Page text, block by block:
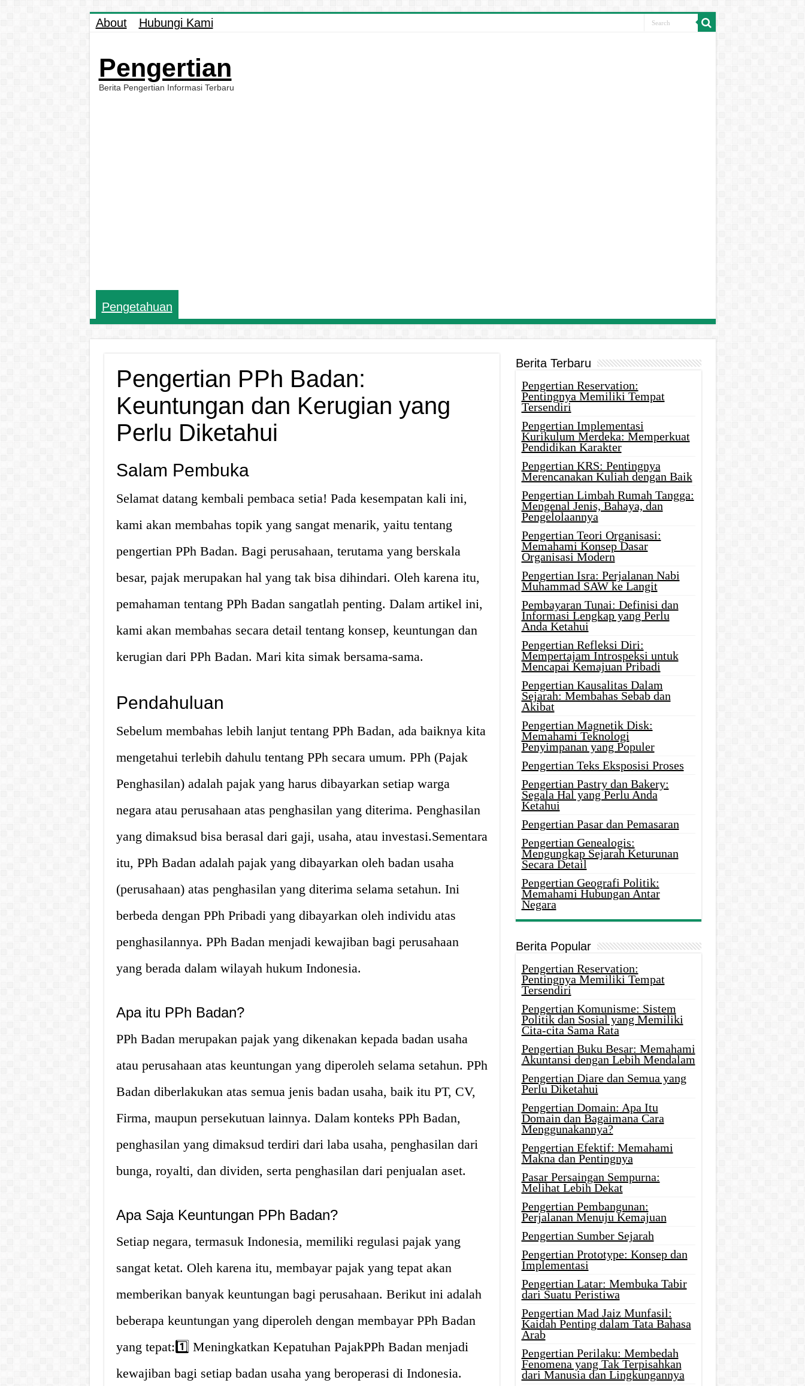
About Hubungi Kami
Pengertian
Berita Pengertian Informasi Terbaru
Pengetahuan
Pengertian PPh Badan:
Keuntungan dan Kerugian yang
Perlu Diketahui
Salam Pembuka
Selamat datang kembali pembaca setia! Pada kesempatan kali ini,
kami akan membahas topik yang sangat menarik, yaitu tentang
pengertian PPh Badan. Bagi perusahaan, terutama yang berskala
besar, pajak merupakan hal yang tak bisa dihindari. Oleh karena itu,
pemahaman tentang PPh Badan sangatlah penting. Dalam artikel ini,
kami akan membahas secara detail tentang konsep, keuntungan dan
kerugian dari PPh Badan. Mari kita simak bersama-sama.
Pendahuluan
Sebelum membahas lebih lanjut tentang PPh Badan, ada baiknya kita
mengetahui terlebih dahulu tentang PPh secara umum. PPh (Pajak
Penghasilan) adalah pajak yang harus dibayarkan setiap warga
negara atau perusahaan atas penghasilan yang diterima. Penghasilan
yang dimaksud bisa berasal dari gaji, usaha, atau investasi.Sementara
itu, PPh Badan adalah pajak yang dibayarkan oleh badan usaha
(perusahaan) atas penghasilan yang diterima selama setahun. Ini
berbeda dengan PPh Pribadi yang dibayarkan oleh individu atas
penghasilannya. PPh Badan menjadi kewajiban bagi perusahaan
yang berada dalam wilayah hukum Indonesia.
Apa itu PPh Badan?
PPh Badan merupakan pajak yang dikenakan kepada badan usaha
atau perusahaan atas keuntungan yang diperoleh selama setahun. PPh
Badan diberlakukan atas semua jenis badan usaha, baik itu PT, CV,
Firma, maupun persekutuan lainnya. Dalam konteks PPh Badan,
penghasilan yang dimaksud terdiri dari laba usaha, penghasilan dari
bunga, royalti, dan dividen, serta penghasilan dari penjualan aset.
Apa Saja Keuntungan PPh Badan?
Setiap negara, termasuk Indonesia, memiliki regulasi pajak yang
sangat ketat. Oleh karena itu, membayar pajak yang tepat akan
memberikan banyak keuntungan bagi perusahaan. Berikut ini adalah
beberapa keuntungan yang diperoleh dengan membayar PPh Badan
yang tepat:1️⃣ Meningkatkan Kepatuhan PajakPPh Badan menjadi
kewajiban bagi setiap badan usaha yang beroperasi di Indonesia.
Berita Terbaru
Pengertian Reservation:
Pentingnya Memiliki Tempat
Tersendiri
Pengertian Implementasi
Kurikulum Merdeka: Memperkuat
Pendidikan Karakter
Pengertian KRS: Pentingnya
Merencanakan Kuliah dengan Baik
Pengertian Limbah Rumah Tangga:
Mengenal Jenis, Bahaya, dan
Pengelolaannya
Pengertian Teori Organisasi:
Memahami Konsep Dasar
Organisasi Modern
Pengertian Isra: Perjalanan Nabi
Muhammad SAW ke Langit
Pembayaran Tunai: Definisi dan
Informasi Lengkap yang Perlu
Anda Ketahui
Pengertian Refleksi Diri:
Mempertajam Introspeksi untuk
Mencapai Kemajuan Pribadi
Pengertian Kausalitas Dalam
Sejarah: Membahas Sebab dan
Akibat
Pengertian Magnetik Disk:
Memahami Teknologi
Penyimpanan yang Populer
Pengertian Teks Eksposisi Proses
Pengertian Pastry dan Bakery:
Segala Hal yang Perlu Anda
Ketahui
Pengertian Pasar dan Pemasaran
Pengertian Genealogis:
Mengungkap Sejarah Keturunan
Secara Detail
Pengertian Geografi Politik:
Memahami Hubungan Antar
Negara
Berita Popular
Pengertian Reservation:
Pentingnya Memiliki Tempat
Tersendiri
Pengertian Komunisme: Sistem
Politik dan Sosial yang Memiliki
Cita-cita Sama Rata
Pengertian Buku Besar: Memahami
Akuntansi dengan Lebih Mendalam
Pengertian Diare dan Semua yang
Perlu Diketahui
Pengertian Domain: Apa Itu
Domain dan Bagaimana Cara
Menggunakannya?
Pengertian Efektif: Memahami
Makna dan Pentingnya
Pasar Persaingan Sempurna:
Melihat Lebih Dekat
Pengertian Pembangunan:
Perjalanan Menuju Kemajuan
Pengertian Sumber Sejarah
Pengertian Prototype: Konsep dan
Implementasi
Pengertian Latar: Membuka Tabir
dari Suatu Peristiwa
Pengertian Mad Jaiz Munfasil:
Kaidah Penting dalam Tata Bahasa
Arab
Pengertian Perilaku: Membedah
Fenomena yang Tak Terpisahkan
dari Manusia dan Lingkungannya